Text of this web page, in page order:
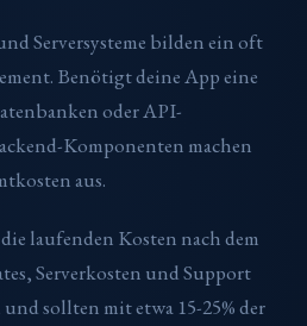
Serversysteme bilden ein oft
Benötigt deine App eine
oder API-
Komponenten machen
aus.
laufenden Kosten nach dem
Serverkosten und Support
sollten mit etwa 15-25% der